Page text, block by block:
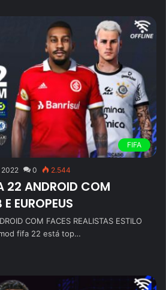
FIFA
2022 0 2.544
22 ANDROID COM
EUROPEUS
COM FACES REALISTAS ESTILO
fifa 22 está top…